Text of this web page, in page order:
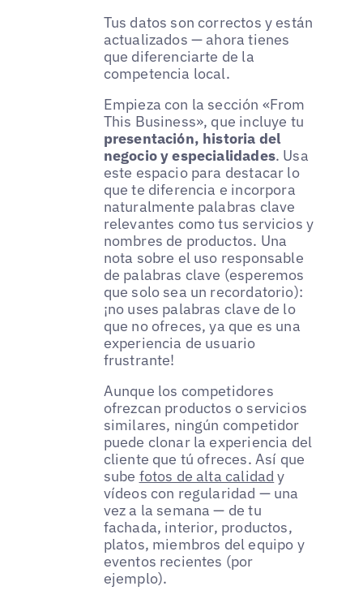
Tus datos son correctos y están
actualizados — ahora tienes
que diferenciarte de la
competencia local.
Empieza con la sección «From
This Business», que incluye tu
presentación, historia del
negocio y especialidades. Usa
este espacio para destacar lo
que te diferencia e incorpora
naturalmente palabras clave
relevantes como tus servicios y
nombres de productos. Una
nota sobre el uso responsable
de palabras clave (esperemos
que solo sea un recordatorio):
¡no uses palabras clave de lo
que no ofreces, ya que es una
experiencia de usuario
frustrante!
Aunque los competidores
ofrezcan productos o servicios
similares, ningún competidor
puede clonar la experiencia del
cliente que tú ofreces. Así que
sube fotos de alta calidad y
vídeos con regularidad — una
vez a la semana — de tu
fachada, interior, productos,
platos, miembros del equipo y
eventos recientes (por
ejemplo).